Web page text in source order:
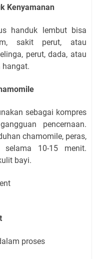
Kenyamanan
handuk lembut bisa
sakit perut, atau
perut, dada, atau
hangat.
sebagai kompres
pencernaan.
chamomile, peras,
10-15 menit.
bayi.
proses